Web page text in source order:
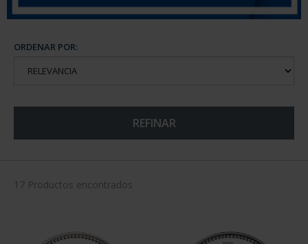
ORDENAR POR:
REFINAR
17 Productos encontrados